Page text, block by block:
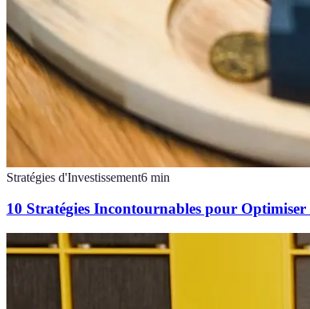
Stratégies d'Investissement6 min
10 Stratégies Incontournables pour